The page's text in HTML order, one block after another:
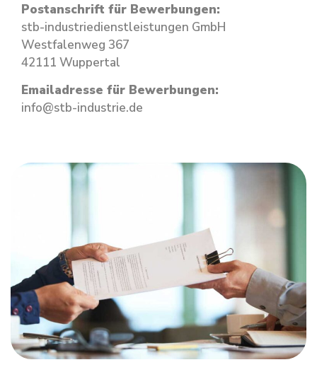
Postanschrift für Bewerbungen:
stb-industriedienstleistungen GmbH
Westfalenweg 367
42111 Wuppertal
Emailadresse für Bewerbungen:
info@stb-industrie.de